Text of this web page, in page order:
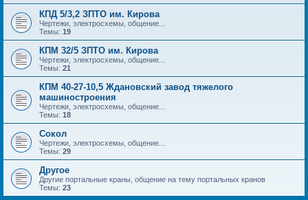
КПД 5/3,2 ЗПТО им. Кирова
Чертежи, электросхемы, общение...
Темы: 19
КПМ 32/5 ЗПТО им. Кирова
Чертежи, электросхемы, общение...
Темы: 21
КПМ 40-27-10,5 Ждановский завод тяжелого
машиностроения
Чертежи, электросхемы, общение...
Темы: 18
Сокол
Чертежи, электросхемы, общение...
Темы: 29
Другое
Другие портальные краны, общение на тему портальных кранов
Темы: 23